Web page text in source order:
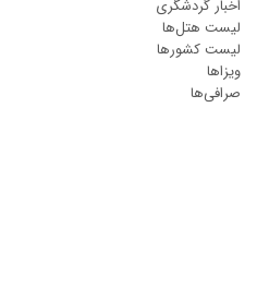
اخبار گردشگری
لیست هتل‌ها
لیست کشورها
ویزاها
صرافی‌ها